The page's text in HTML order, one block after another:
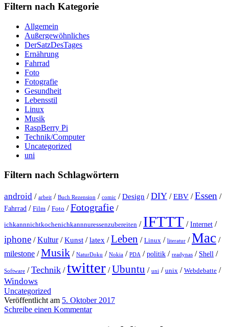
Filtern nach Kategorie
Allgemein
Außergewöhnliches
DerSatzDesTages
Ernährung
Fahrrad
Foto
Fotografie
Gesundheit
Lebensstil
Linux
Musik
RaspBerry Pi
Technik/Computer
Uncategorized
uni
Filtern nach Schlagwörtern
android / arbeit / Buch Rezension / comic /Design /DIY /EBV /Essen /
Fahrrad / Film / Foto /Fotografie /
ichkannnichtkochenichkannnuressenzubereiten / IFTTT /Internet /
iphone /Kultur/Kunst /latex /Leben / Linux / literatur /Mac /
milestone /Musik / NaturDoku / Nokia / PDA /politik / readynas / Shell /
Software /Technik /twitter /Ubuntu / uni / unix / Webdebatte /
Windows
Uncategorized
Veröffentlicht am 5. Oktober 2017
Schreibe einen Kommentar